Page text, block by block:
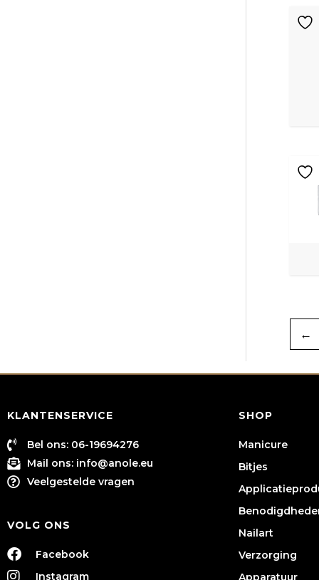
←
KLANTENSERVICE
Bel ons: 06-19694276
Mail ons: info@anole.eu
Veelgestelde vragen
VOLG ONS
Facebook
Instagram
SHOP
Manicure
Bitjes
Nailart
Verzorging
Apparatuur